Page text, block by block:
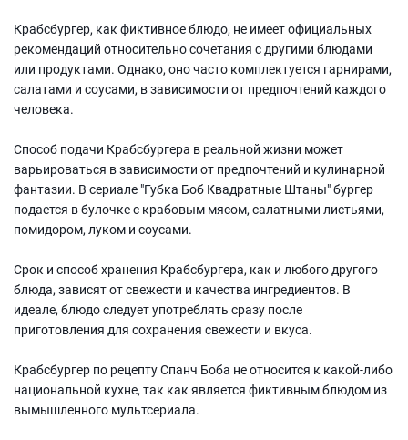
Крабсбургер, как фиктивное блюдо, не имеет официальных
рекомендаций относительно сочетания с другими блюдами
или продуктами. Однако, оно часто комплектуется гарнирами,
салатами и соусами, в зависимости от предпочтений каждого
человека.
Способ подачи Крабсбургера в реальной жизни может
варьироваться в зависимости от предпочтений и кулинарной
фантазии. В сериале "Губка Боб Квадратные Штаны" бургер
подается в булочке с крабовым мясом, салатными листьями,
помидором, луком и соусами.
Срок и способ хранения Крабсбургера, как и любого другого
блюда, зависят от свежести и качества ингредиентов. В
идеале, блюдо следует употреблять сразу после
приготовления для сохранения свежести и вкуса.
Крабсбургер по рецепту Спанч Боба не относится к какой-либо
национальной кухне, так как является фиктивным блюдом из
вымышленного мультсериала.